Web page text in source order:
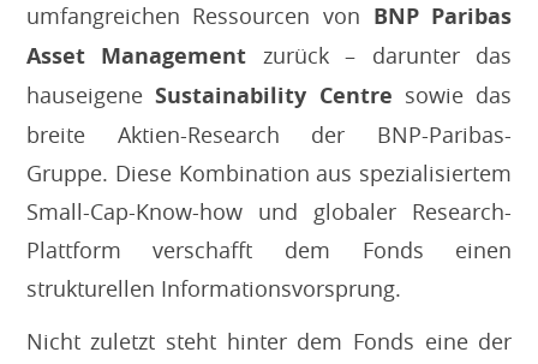
umfangreichen Ressourcen von BNP Paribas
Asset Management zurück – darunter das
hauseigeneSustainability Centre sowie das
breite Aktien-Research der BNP-Paribas-
Gruppe. Diese Kombination aus spezialisiertem
Small-Cap-Know-how und globaler Research-
Plattform verschafft dem Fonds einen
strukturellen Informationsvorsprung.
Nicht zuletzt steht hinter dem Fonds eine der